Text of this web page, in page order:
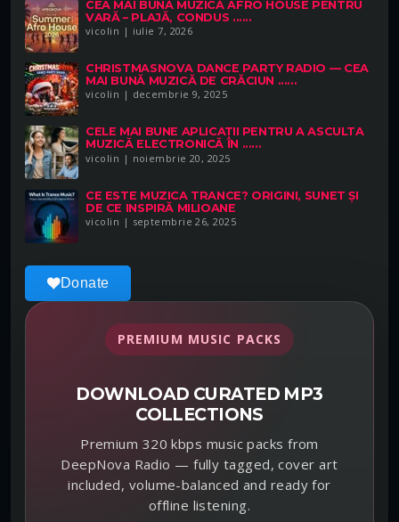
CEA MAI BUNĂ MUZICĂ AFRO HOUSE PENTRU
VARĂ – PLAJĂ, CONDUS ......
vicolin | iulie 7, 2026
CHRISTMASNOVA DANCE PARTY RADIO — CEA
MAI BUNĂ MUZICĂ DE CRĂCIUN ......
vicolin | decembrie 9, 2025
CELE MAI BUNE APLICAȚII PENTRU A ASCULTA
MUZICĂ ELECTRONICĂ ÎN ......
vicolin | noiembrie 20, 2025
CE ESTE MUZICA TRANCE? ORIGINI, SUNET ȘI
DE CE INSPIRĂ MILIOANE
vicolin | septembrie 26, 2025
Donate
PREMIUM MUSIC PACKS
DOWNLOAD CURATED MP3
COLLECTIONS
Premium 320 kbps music packs from
DeepNova Radio — fully tagged, cover art
included, volume-balanced and ready for
offline listening.